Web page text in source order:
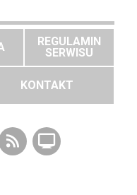
REGULAMIN
SERWISU
KONTAKT